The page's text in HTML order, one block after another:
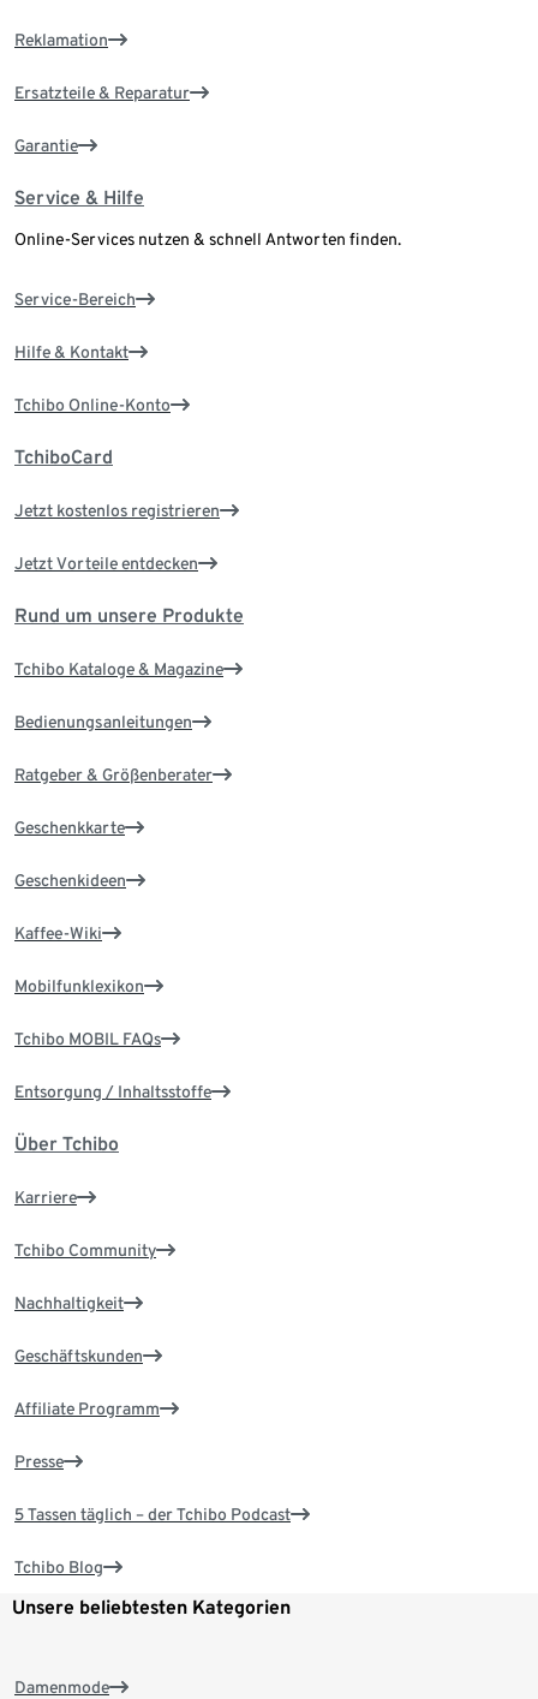
Reklamation
Ersatzteile & Reparatur
Garantie
Service & Hilfe
Online-Services nutzen & schnell Antworten finden.
Service-Bereich
Hilfe & Kontakt
Tchibo Online-Konto
TchiboCard
Jetzt kostenlos registrieren
Jetzt Vorteile entdecken
Rund um unsere Produkte
Tchibo Kataloge & Magazine
Bedienungsanleitungen
Ratgeber & Größenberater
Geschenkkarte
Geschenkideen
Kaffee-Wiki
Mobilfunklexikon
Tchibo MOBIL FAQs
Entsorgung / Inhaltsstoffe
Über Tchibo
Karriere
Tchibo Community
Nachhaltigkeit
Geschäftskunden
Affiliate Programm
Presse
5 Tassen täglich – der Tchibo Podcast
Tchibo Blog
Unsere beliebtesten Kategorien
Damenmode